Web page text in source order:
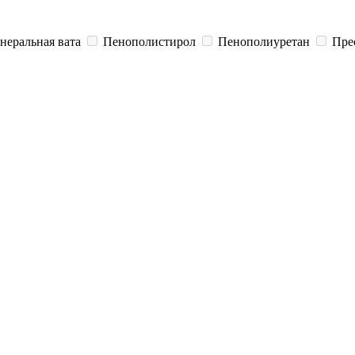
вата Пенополистирол Пенополиуретан